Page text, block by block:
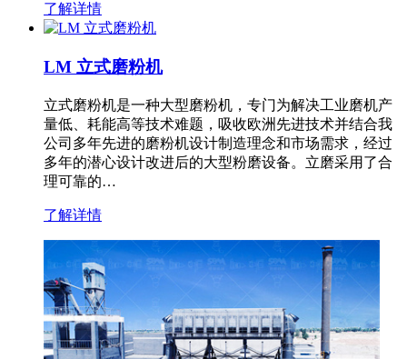
了解详情
LM 立式磨粉机
立式磨粉机是一种大型磨粉机，专门为解决工业磨机产
量低、耗能高等技术难题，吸收欧洲先进技术并结合我
公司多年先进的磨粉机设计制造理念和市场需求，经过
多年的潜心设计改进后的大型粉磨设备。立磨采用了合
理可靠的…
了解详情